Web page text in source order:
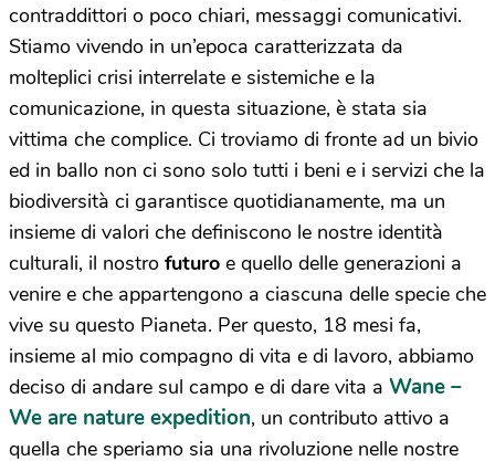
contraddittori o poco chiari, messaggi comunicativi.
Stiamo vivendo in un’epoca caratterizzata da
molteplici crisi interrelate e sistemiche e la
comunicazione, in questa situazione, è stata sia
vittima che complice. Ci troviamo di fronte ad un bivio
ed in ballo non ci sono solo tutti i beni e i servizi che la
biodiversità ci garantisce quotidianamente, ma un
insieme di valori che definiscono le nostre identità
culturali, il nostro futuro e quello delle generazioni a
venire e che appartengono a ciascuna delle specie che
vive su questo Pianeta. Per questo, 18 mesi fa,
insieme al mio compagno di vita e di lavoro, abbiamo
deciso di andare sul campo e di dare vita a Wane –
We are nature expedition, un contributo attivo a
quella che speriamo sia una rivoluzione nelle nostre